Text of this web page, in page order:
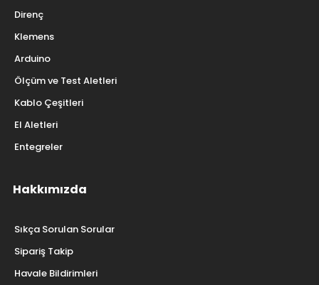
Direnç
Klemens
Arduino
Ölçüm ve Test Aletleri
Kablo Çeşitleri
El Aletleri
Entegreler
Hakkımızda
Sıkça Sorulan Sorular
Sipariş Takip
Havale Bildirimleri